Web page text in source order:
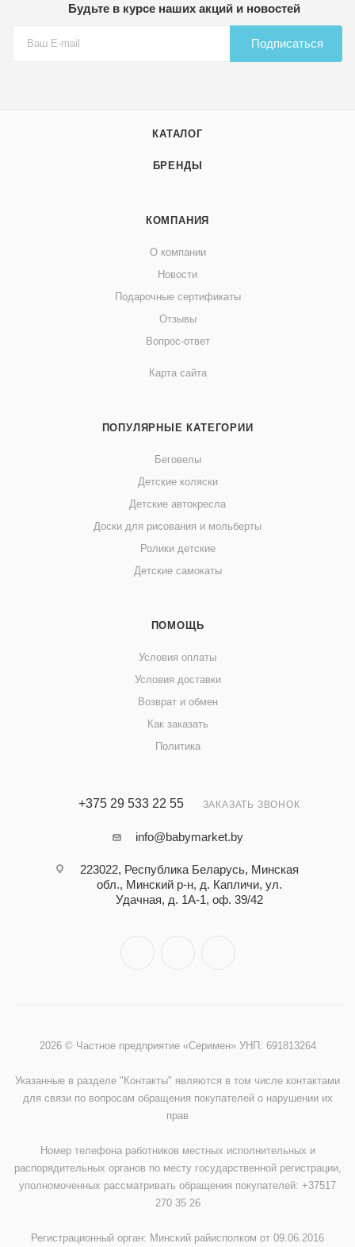
Будьте в курсе наших акций и новостей
Подписаться
КАТАЛОГ
БРЕНДЫ
КОМПАНИЯ
О компании
Новости
Подарочные сертификаты
Отзывы
Вопрос-ответ
Карта сайта
ПОПУЛЯРНЫЕ КАТЕГОРИИ
Беговелы
Детские коляски
Детские автокресла
Доски для рисования и мольберты
Ролики детские
Детские самокаты
ПОМОЩЬ
Условия оплаты
Условия доставки
Возврат и обмен
Как заказать
Политика
+375 29 533 22 55 ЗАКАЗАТЬ ЗВОНОК
info@babymarket.by
223022, Республика Беларусь, Минская
обл., Минский р-н, д. Капличи, ул.
Удачная, д. 1А-1, оф. 39/42
2026 © Частное предприятие «Серимен» УНП: 691813264
Указанные в разделе "Контакты" являются в том числе контактами
для связи по вопросам обращения покупателей о нарушении их
прав
Номер телефона работников местных исполнительных и
распорядительных органов по месту государственной регистрации,
уполномоченных рассматривать обращения покупателей: +37517
270 35 26
Регистрационный орган: Минский райисполком от 09.06.2016